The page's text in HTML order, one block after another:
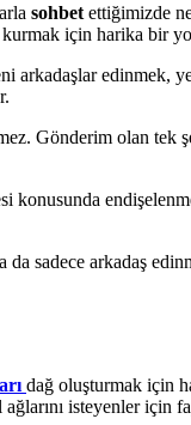
sohbet ettiğimizde
kurmak için harika bir
arkadaşlar
Gönderim olan tek
sadece arkadaş
dağ oluşturmak için
isteyenler için